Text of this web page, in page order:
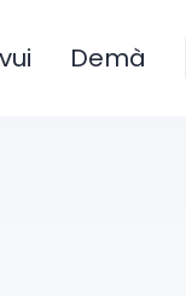
Demà